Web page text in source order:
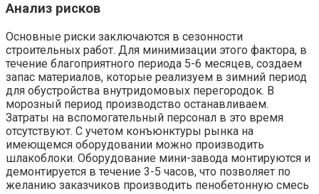
Анализ рисков
Основные риски заключаются в сезонности
строительных работ. Для минимизации этого фактора, в
течение благоприятного периода 5-6 месяцев, создаем
запас материалов, которые реализуем в зимний период
для обустройства внутридомовых перегородок. В
морозный период производство останавливаем.
Затраты на вспомогательный персонал в это время
отсутствуют. С учетом конъюнктуры рынка на
имеющемся оборудовании можно производить
шлакоблоки. Оборудование мини-завода монтируются и
демонтируется в течение 3-5 часов, что позволяет по
желанию заказчиков производить пенобетонную смесь